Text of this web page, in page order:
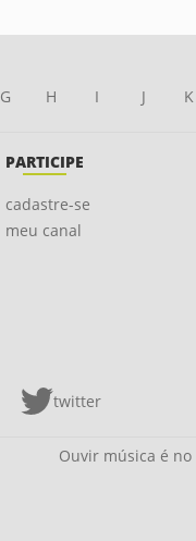
G H I J K
PARTICIPE
cadastre-se
meu canal
twitter
Ouvir música é no